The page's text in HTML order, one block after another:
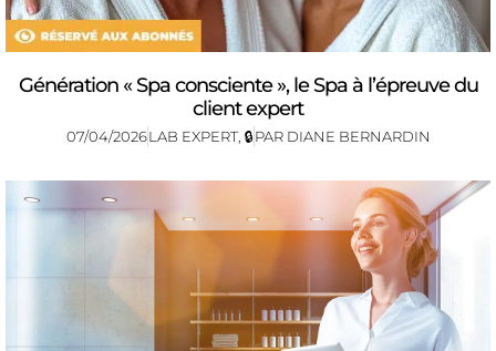
Génération « Spa consciente », le Spa à l’épreuve du
client expert
07/04/2026LAB EXPERT, 🔒PAR DIANE BERNARDIN